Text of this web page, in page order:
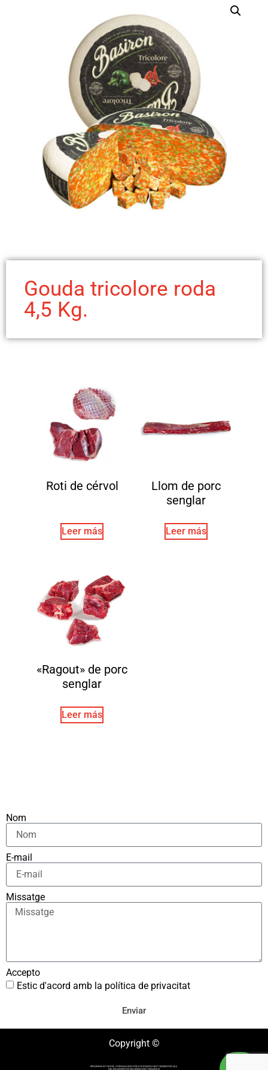
Gouda tricolore roda
4,5 Kg.
Roti de cérvol
Leer más
Llom de porc
senglar
Leer más
«Ragout» de porc
senglar
Leer más
Nom
E-mail
Missatge
Accepto
Estic d'acord amb la política de privacitat
Enviar
Copyright ©